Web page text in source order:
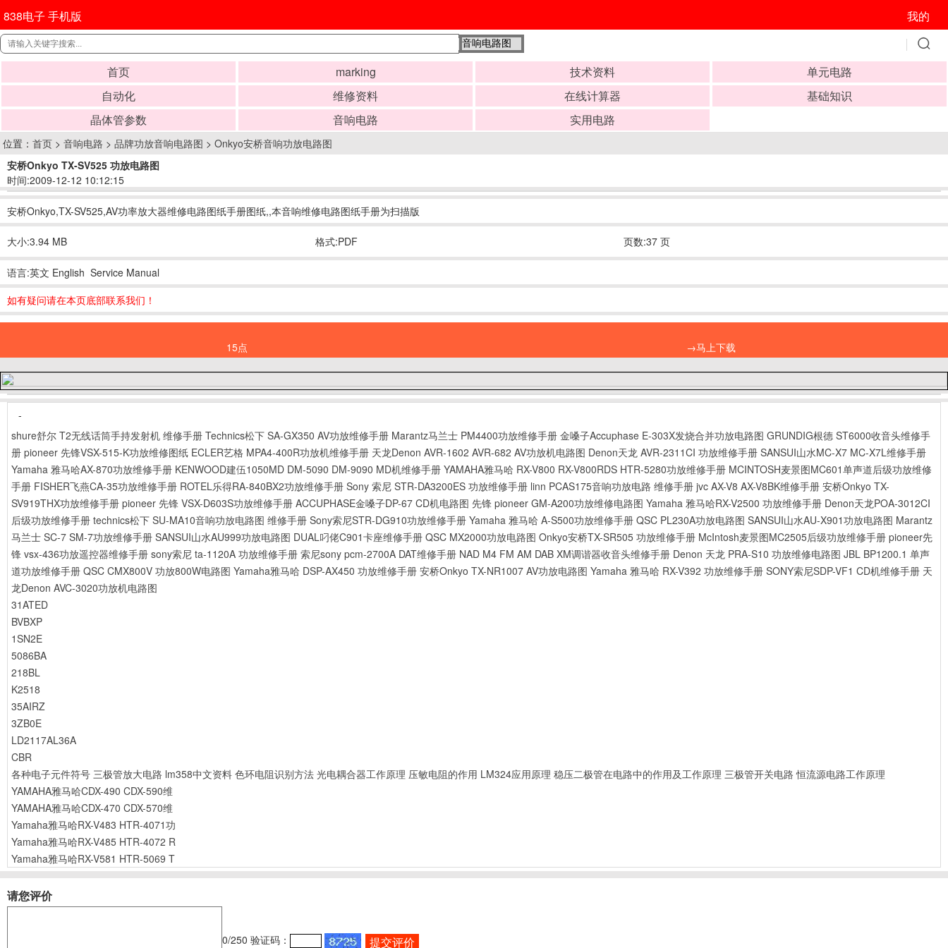
838电子 手机版 我的
首页 marking 技术资料
单元电路
自动化
维修资料 在线计算器
基础知识
晶体管参数
音响电路 实用电路
位置： 首页 > 音响电路 > 品牌功放音响电路图 > Onkyo安桥音响功放电路图
安桥Onkyo TX-SV525 功放电路图
时间:2009-12-12 10:12:15
安桥Onkyo,TX-SV525,AV功率放大器维修电路图纸手册图纸,,本音响维修电路图纸手册为扫描版
大小:3.94 MB 格式:PDF 页数:37 页
语言:英文 English Service Manual
如有疑问请在本页底部联系我们！
15点 →马上下载
-
shure舒尔 T2无线话筒手持发射机 维修手册 Technics松下 SA-GX350 AV功放维修手册 Marantz马兰士 PM4400功放维修手册 金嗓子Accuphase E-303X发烧合并功放电路图 GRUNDIG根德 ST6000收音头维修手
册 pioneer 先锋VSX-515-K功放维修图纸 ECLER艺格 MPA4-400R功放机维修手册 天龙Denon AVR-1602 AVR-682 AV功放机电路图 Denon天龙 AVR-2311CI 功放维修手册 SANSUI山水MC-X7 MC-X7L维修手册
Yamaha 雅马哈AX-870功放维修手册 KENWOOD建伍1050MD DM-5090 DM-9090 MD机维修手册 YAMAHA雅马哈 RX-V800 RX-V800RDS HTR-5280功放维修手册 MCINTOSH麦景图MC601单声道后级功放维修
手册 FISHER飞燕CA-35功放维修手册 ROTEL乐得RA-840BX2功放维修手册 Sony 索尼 STR-DA3200ES 功放维修手册 linn PCAS175音响功放电路 维修手册 jvc AX-V8 AX-V8BK维修手册 安桥Onkyo TX-
SV919THX功放维修手册 pioneer 先锋 VSX-D603S功放维修手册 ACCUPHASE金嗓子DP-67 CD机电路图 先锋 pioneer GM-A200功放维修电路图 Yamaha 雅马哈RX-V2500 功放维修手册 Denon天龙POA-3012CI
后级功放维修手册 technics松下 SU-MA10音响功放电路图 维修手册 Sony索尼STR-DG910功放维修手册 Yamaha 雅马哈 A-S500功放维修手册 QSC PL230A功放电路图 SANSUI山水AU-X901功放电路图 Marantz
马兰士 SC-7 SM-7功放维修手册 SANSUI山水AU999功放电路图 DUAL叼佬C901卡座维修手册 QSC MX2000功放电路图 Onkyo安桥TX-SR505 功放维修手册 McIntosh麦景图MC2505后级功放维修手册 pioneer先
锋 vsx-436功放遥控器维修手册 sony索尼 ta-1120A 功放维修手册 索尼sony pcm-2700A DAT维修手册 NAD M4 FM AM DAB XM调谐器收音头维修手册 Denon 天龙 PRA-S10 功放维修电路图 JBL BP1200.1 单声
道功放维修手册 QSC CMX800V 功放800W电路图 Yamaha雅马哈 DSP-AX450 功放维修手册 安桥Onkyo TX-NR1007 AV功放电路图 Yamaha 雅马哈 RX-V392 功放维修手册 SONY索尼SDP-VF1 CD机维修手册 天
龙Denon AVC-3020功放机电路图
31ATED
BVBXP
1SN2E
5086BA
218BL
K2518
35AIRZ
3ZB0E
LD2117AL36A
CBR
各种电子元件符号 三极管放大电路 lm358中文资料 色环电阻识别方法 光电耦合器工作原理 压敏电阻的作用 LM324应用原理 稳压二极管在电路中的作用及工作原理 三极管开关电路 恒流源电路工作原理
YAMAHA雅马哈CDX-490 CDX-590维
YAMAHA雅马哈CDX-470 CDX-570维
Yamaha雅马哈RX-V483 HTR-4071功
Yamaha雅马哈RX-V485 HTR-4072 R
Yamaha雅马哈RX-V581 HTR-5069 T
请您评价
0/250 验证码：